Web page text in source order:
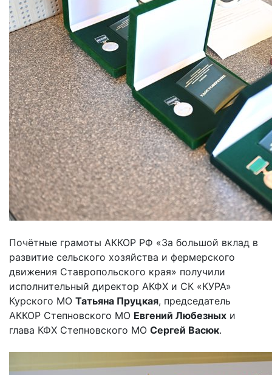
Почётные грамоты АККОР РФ «За большой вклад в
развитие сельского хозяйства и фермерского
движения Ставропольского края» получили
исполнительный директор АКФХ и СК «КУРА»
Курского МО Татьяна Пруцкая, председатель
АККОР Степновского МО Евгений Любезных и
глава КФХ Степновского МО Сергей Васюк.